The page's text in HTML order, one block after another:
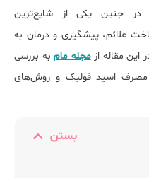
جنین یکی از شایع‌ترین
علائم، پیشگیری و درمان به
این مقاله ازمجله مامبه بررسی
مصرف اسید فولیک و روش‌های
بستن